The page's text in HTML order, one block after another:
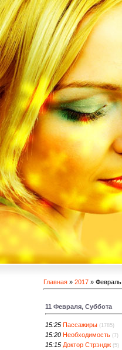
Главная » 2017 » Февраль
11 Февраля, Суббота
15:25 Пассажиры (1785)
15:20 Необходимость (7)
15:15 Доктор Стрэндж (5)